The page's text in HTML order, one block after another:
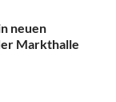
neuen
Markthalle